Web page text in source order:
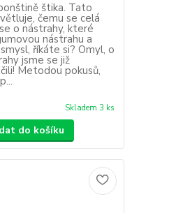
štika. Tato
čemu se celá
o nástrahy, které
nástrahu a
říkáte si? Omyl, o
jsme se již
Metodou pokusů,
Skladem 3 ks
do košíku